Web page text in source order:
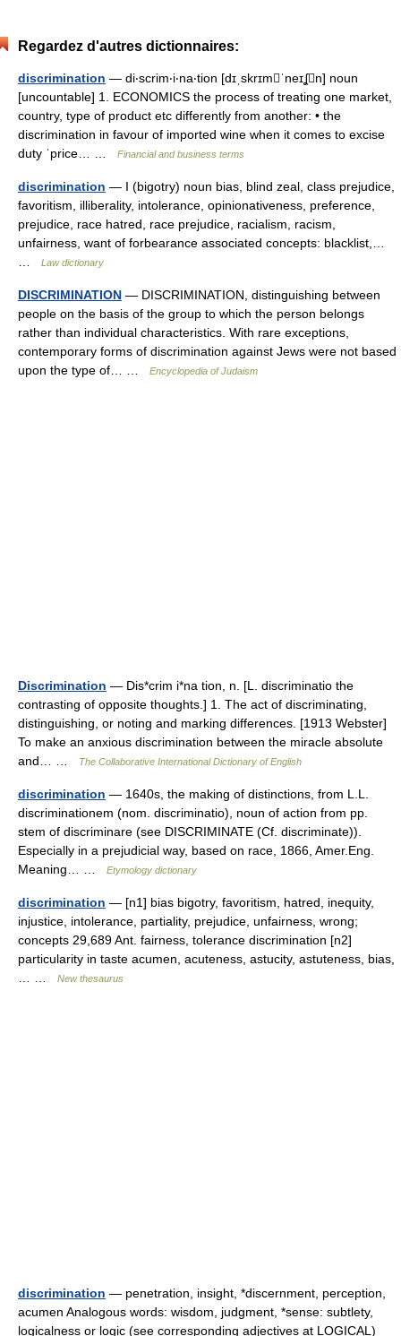
Regardez d'autres dictionnaires:
discrimination — di‧scrim‧i‧na‧tion [dɪˌskrɪmˈneɪʆn] noun
[uncountable] 1. ECONOMICS the process of treating one market,
country, type of product etc differently from another: • the
discrimination in favour of imported wine when it comes to excise
duty ˈprice… …
Financial and business terms
discrimination — I (bigotry) noun bias, blind zeal, class prejudice,
favoritism, illiberality, intolerance, opinionativeness, preference,
prejudice, race hatred, race prejudice, racialism, racism,
unfairness, want of forbearance associated concepts: blacklist,…
…
Law dictionary
DISCRIMINATION — DISCRIMINATION, distinguishing between
people on the basis of the group to which the person belongs
rather than individual characteristics. With rare exceptions,
contemporary forms of discrimination against Jews were not based
upon the type of… …
Encyclopedia of Judaism
Discrimination — Dis*crim i*na tion, n. [L. discriminatio the
contrasting of opposite thoughts.] 1. The act of discriminating,
distinguishing, or noting and marking differences. [1913 Webster]
To make an anxious discrimination between the miracle absolute
and… …
The Collaborative International Dictionary of English
discrimination — 1640s, the making of distinctions, from L.L.
discriminationem (nom. discriminatio), noun of action from pp.
stem of discriminare (see DISCRIMINATE (Cf. discriminate)).
Especially in a prejudicial way, based on race, 1866, Amer.Eng.
Meaning… …
Etymology dictionary
discrimination — [n1] bias bigotry, favoritism, hatred, inequity,
injustice, intolerance, partiality, prejudice, unfairness, wrong;
concepts 29,689 Ant. fairness, tolerance discrimination [n2]
particularity in taste acumen, acuteness, astucity, astuteness, bias,
… …
New thesaurus
discrimination — penetration, insight, *discernment, perception,
acumen Analogous words: wisdom, judgment, *sense: subtlety,
logicalness or logic (see corresponding adjectives at LOGICAL)